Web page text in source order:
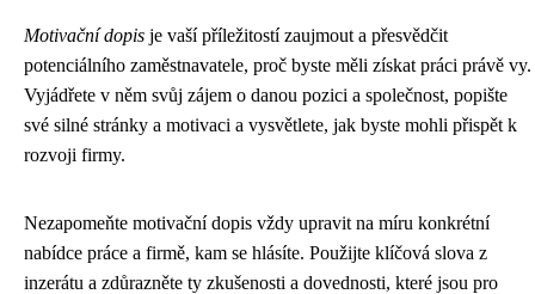
Motivační dopis je vaší příležitostí zaujmout a přesvědčit
potenciálního zaměstnavatele, proč byste měli získat práci právě vy.
Vyjádřete v něm svůj zájem o danou pozici a společnost, popište
své silné stránky a motivaci a vysvětlete, jak byste mohli přispět k
rozvoji firmy.
Nezapomeňte motivační dopis vždy upravit na míru konkrétní
nabídce práce a firmě, kam se hlásíte. Použijte klíčová slova z
inzerátu a zdůrazněte ty zkušenosti a dovednosti, které jsou pro